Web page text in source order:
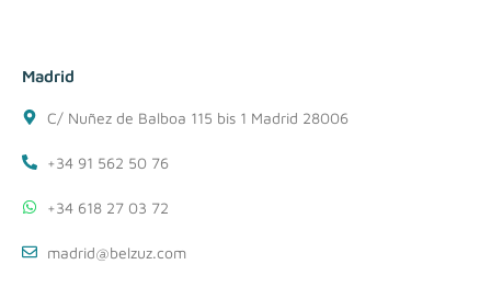
Madrid
C/ Nuñez de Balboa 115 bis 1 Madrid 28006
+34 91 562 50 76
+34 618 27 03 72
madrid@belzuz.com